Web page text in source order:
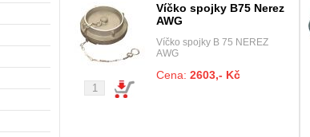
Víčko spojky B75 Nerez
AWG
Víčko spojky B 75 NEREZ
AWG
Cena: 2603,- Kč